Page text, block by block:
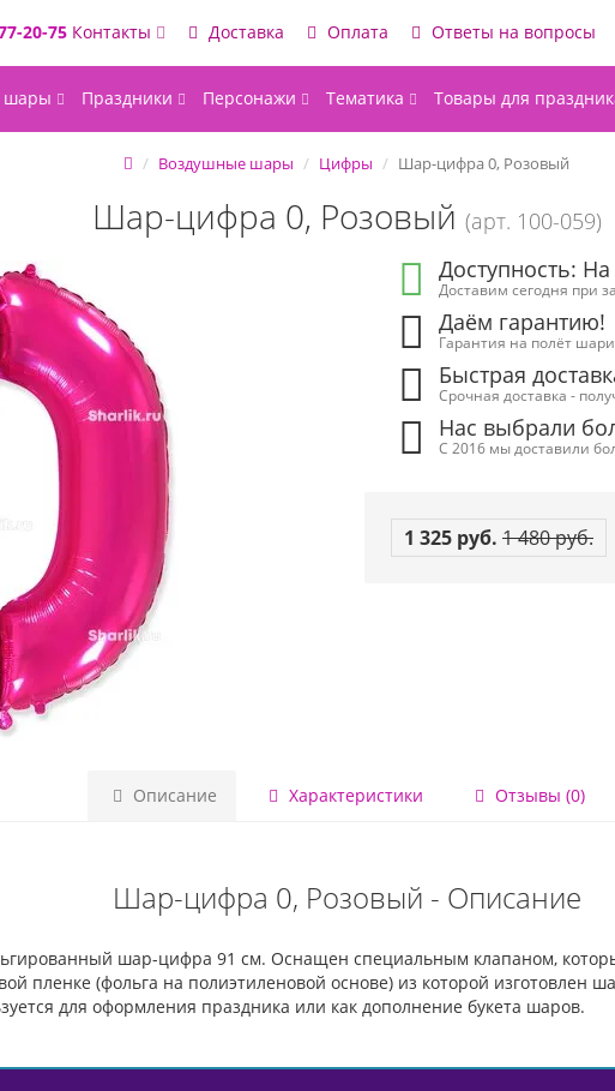
20-75 Контакты Доставка Оплата Ответы на вопросы
шары Праздники Персонажи Тематика Товары для
Воздушные шары Цифры Шар-цифра 0, Розовый
Шар-цифра 0, Розовый (арт. 100-059)
Доступность: На
Доставим сегодня при
Даём гарантию!
Гарантия на полёт
Быстрая
Срочная доставка -
Нас выбрали
С 2016 мы доставили
1 325 руб. 1 480 руб.
Описание Характеристики Отзывы (0)
Шар-цифра 0, Розовый - Описание
шар-цифра 91 см. Оснащен специальным клапаном,
пленке (фольга на полиэтиленовой основе) из которой изготовлен
для оформления праздника или как дополнение букета шаров.